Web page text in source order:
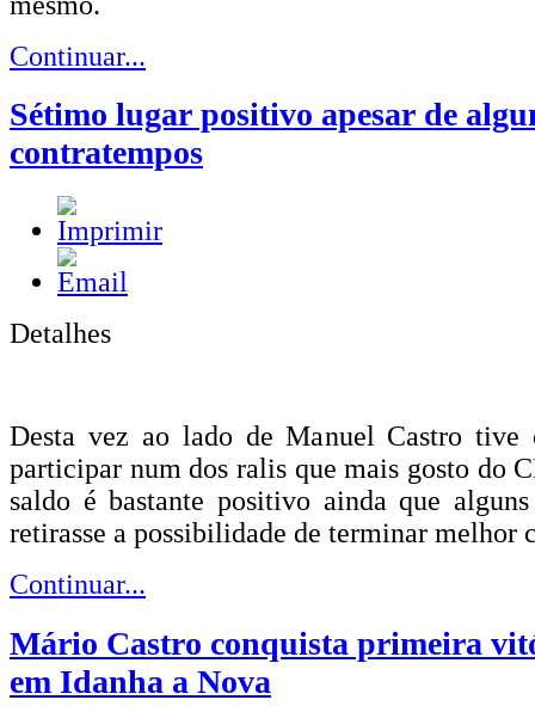
Continuar...
Sétimo lugar positivo apesar de
contratempos
Detalhes
Desta vez ao lado de Manuel Castro
participar num dos ralis que mais gosto do
saldo é bastante positivo ainda que
retirasse a possibilidade de terminar melhor
Continuar...
Mário Castro conquista primeira
em Idanha a Nova